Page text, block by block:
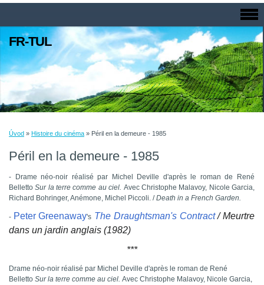
FR-TUL
Úvod » Histoire du cinéma » Péril en la demeure - 1985
Péril en la demeure - 1985
- Drame néo-noir réalisé par Michel Deville d'après le roman de René
BellettoSur la terre comme au ciel. Avec Christophe Malavoy, Nicole Garcia,
Richard Bohringer, Anémone, Michel Piccoli. /Death in a French Garden.
- Peter Greenaway's The Draughtsman's Contract/ Meurtre
dans un jardin anglais (1982)
***
Drame néo-noir réalisé par Michel Deville d'après le roman de René
Belletto Sur la terre comme au ciel. Avec Christophe Malavoy, Nicole Garcia,